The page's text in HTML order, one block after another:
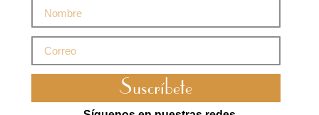
Suscríbete